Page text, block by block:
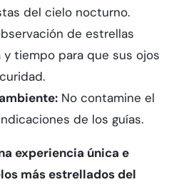
del cielo nocturno.
de estrellas
tiempo para que sus ojos
No contamine el
de los guías.
experiencia única e
más estrellados del